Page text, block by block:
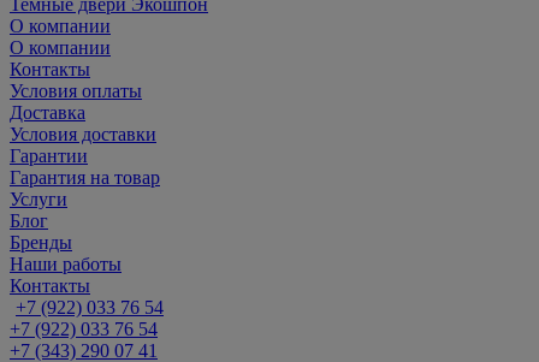
Темные двери Экошпон
О компании
О компании
Контакты
Условия оплаты
Доставка
Условия доставки
Гарантии
Гарантия на товар
Услуги
Блог
Бренды
Наши работы
Контакты
+7 (922) 033 76 54
+7 (922) 033 76 54
+7 (343) 290 07 41